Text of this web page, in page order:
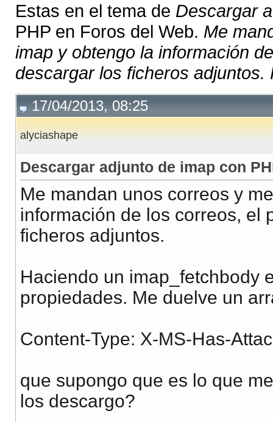
Estas en el tema de Descargar
PHP en Foros del Web. Me
imap y obtengo la información
descargar los ficheros adjuntos.
17/04/2013, 08:25
alyciashape
Descargar adjunto de imap con
Me mandan unos correos y
información de los correos, el
ficheros adjuntos.
Haciendo un imap_fetchbody
propiedades. Me duelve un
Content-Type: X-MS-Has-
que supongo que es lo que
los descargo?